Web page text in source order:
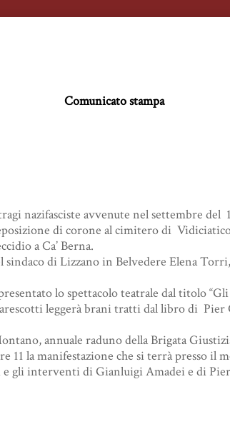
Comunicato stampa
nazifasciste avvenute nel settembre del
di corone al cimitero di
a Ca’ Berna.
sindaco di Lizzano in Belvedere Elena
lo spettacolo teatrale dal titolo
leggerà brani tratti dal libro di Pier
annuale raduno della Brigata
11 la manifestazione che si terrà presso il
e gli interventi di Gianluigi Amadei e di